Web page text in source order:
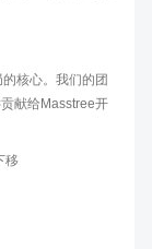
核心。我们的团
献给Masstree开
移